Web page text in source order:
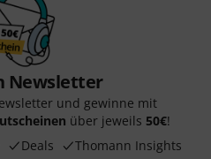
Newsletter
und gewinne mit
über jeweils 50€!
Deals Thomann Insights